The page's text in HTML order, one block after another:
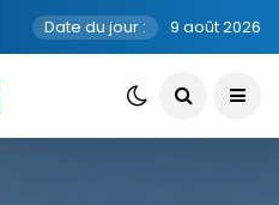
Date du jour : 9 août 2026